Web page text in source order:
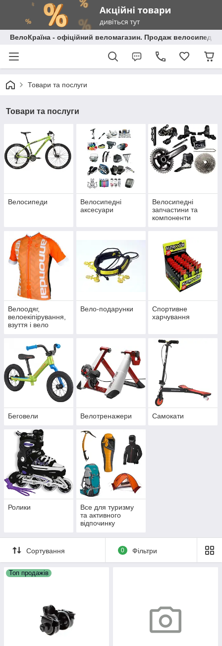
ВелоКраїна - офіційний веломагазин. Продаж велосипедів
Товари та послуги
Товари та послуги
Велосипеди
Велосипедні
аксесуари
Велосипедні
запчастини та
компоненти
Велоодяг,
велоекіпірування,
взуття і вело
Вело-подарунки
Спортивне
харчування
Беговели Велотренажери Самокати
Ролики
Все для туризму
та активного
відпочинку
Сортування 0 Фільтри
Топ продажів